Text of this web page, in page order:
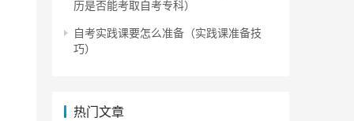
历是否能考取自考专科）
自考实践课要怎么准备（实践课准备技
巧）
热门文章